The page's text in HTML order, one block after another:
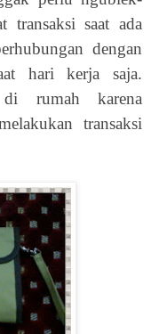
saat ada
dengan
hari kerja saja.
rumah karena
transaksi